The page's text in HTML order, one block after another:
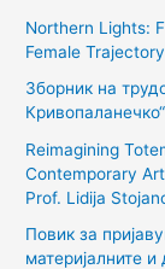
c
f
:
Northern Lights:
Female
Зборник на
Кривопаланечко“
Reimagining
Contemporary
Prof. Lidija
Повик за
материјалните и